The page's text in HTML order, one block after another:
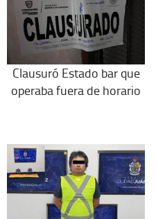
Clausuró Estado bar que
operaba fuera de horario